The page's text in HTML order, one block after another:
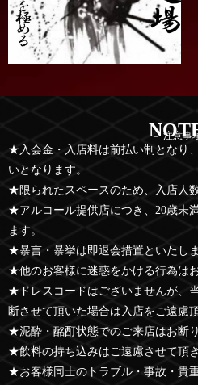
– 注意事
★入会金・入店料は前払い制となり
いとなります。
★限られたスペースのため、入店人
★アルコール提供店につき、20歳未
ます。
★暴言・暴挙は即退会措置といたしま
★他のお客様に迷惑をかける行為は
★ドレスコードはございませんが、
断させて頂いた場合は入店をご遠慮
★泥酔・酩酊状態でのご来店はお断
★飲料の持ち込みはご遠慮させて頂き
★お客様同士のトラブル・事故・貴